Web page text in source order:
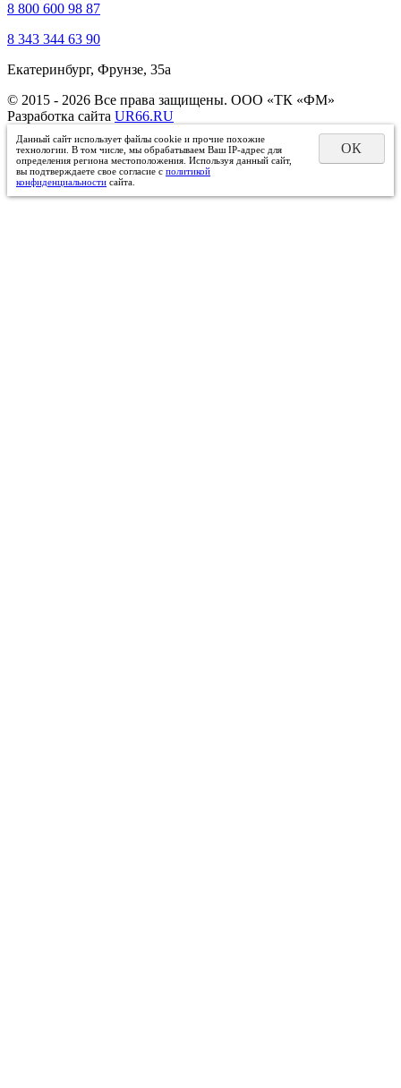
8 800 600 98 87
8 343 344 63 90
Екатеринбург, Фрунзе, 35а
© 2015 - 2026 Все права защищены. ООО «ТК «ФМ»
Разработка сайта UR66.RU
Данный сайт использует файлы cookie и прочие похожие
технологии. В том числе, мы обрабатываем Ваш IP-адрес для
определения региона местоположения. Используя данный сайт,
вы подтверждаете свое согласие с политикой
конфиденциальности сайта.
ОК